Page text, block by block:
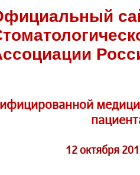
12 октября